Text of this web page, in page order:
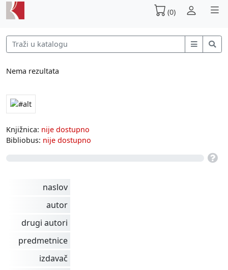
(0)
Nema rezultata
Knjižnica: nije dostupno
Bibliobus: nije dostupno
naslov
autor
drugi autori
predmetnice
izdavač